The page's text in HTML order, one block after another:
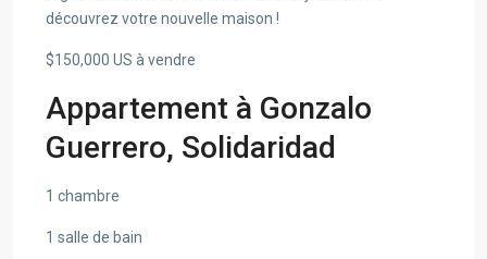
découvrez votre nouvelle maison !
$150,000 US à vendre
Appartement à Gonzalo
Guerrero, Solidaridad
1 chambre
1 salle de bain